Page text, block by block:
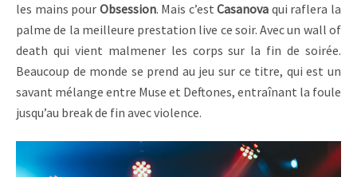
les mains pour Obsession. Mais c’estCasanova qui raflera la
palme de la meilleure prestation live ce soir. Avec un wall of
death qui vient malmener les corps sur la fin de soirée.
Beaucoup de monde se prend au jeu sur ce titre, qui est un
savant mélange entre Muse et Deftones, entraînant la foule
jusqu’au break de fin avec violence.